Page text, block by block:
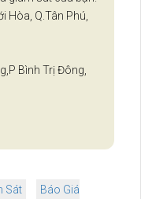
Hòa, Q.Tân Phú,
Bình Trị Đông,
Sát
Báo Giá